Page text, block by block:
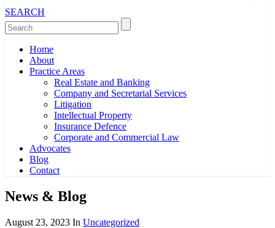
SEARCH
Home
About
Practice Areas
Real Estate and Banking
Company and Secretarial Services
Litigation
Intellectual Property
Insurance Defence
Corporate and Commercial Law
Advocates
Blog
Contact
News & Blog
August 23, 2023 In Uncategorized